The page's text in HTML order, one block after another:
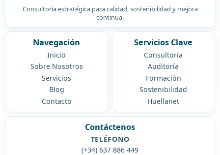
Consultoría estratégica para calidad, sostenibilidad y mejora
continua.
Navegación
Inicio
Sobre Nosotros
Servicios
Blog
Contacto
Servicios Clave
Consultoría
Auditoría
Formación
Sostenibilidad
Huellanet
Contáctenos
TELÉFONO
(+34) 637 886 449